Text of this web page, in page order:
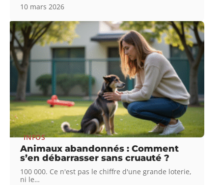
10 mars 2026
INFOS
Animaux abandonnés : Comment
s’en débarrasser sans cruauté ?
100 000. Ce n'est pas le chiffre d'une grande loterie,
ni le…